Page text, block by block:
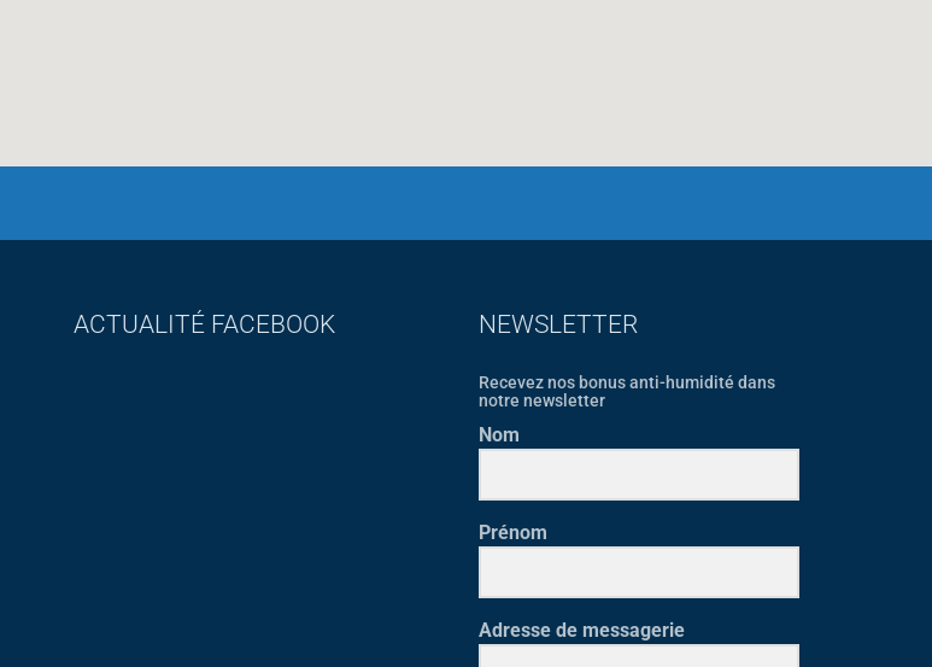
ACTUALITÉ FACEBOOK NEWSLETTER
Recevez nos bonus anti-humidité dans
notre newsletter
Nom
Prénom
Adresse de messagerie